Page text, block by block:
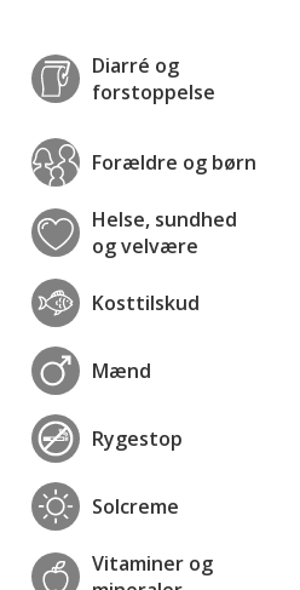
Diarré og
forstoppelse
Forældre og børn
Helse, sundhed
og velvære
Kosttilskud
Mænd
Rygestop
Solcreme
Vitaminer og